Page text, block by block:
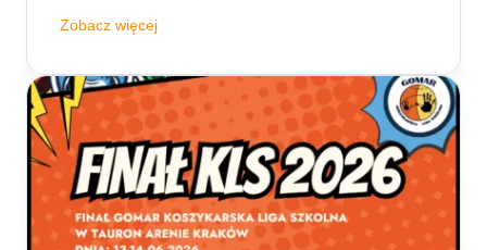
Zobacz więcej